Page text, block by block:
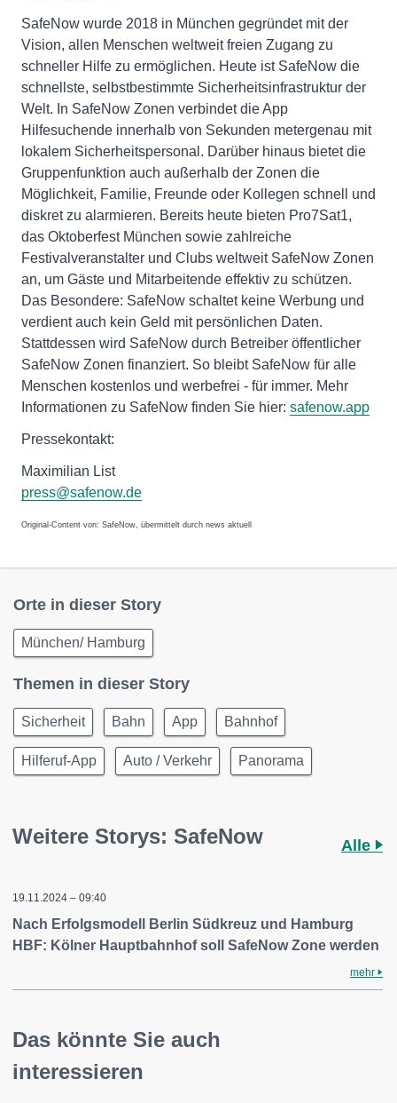
SafeNow wurde 2018 in München gegründet mit der
Vision, allen Menschen weltweit freien Zugang zu
schneller Hilfe zu ermöglichen. Heute ist SafeNow die
schnellste, selbstbestimmte Sicherheitsinfrastruktur der
Welt. In SafeNow Zonen verbindet die App
Hilfesuchende innerhalb von Sekunden metergenau mit
lokalem Sicherheitspersonal. Darüber hinaus bietet die
Gruppenfunktion auch außerhalb der Zonen die
Möglichkeit, Familie, Freunde oder Kollegen schnell und
diskret zu alarmieren. Bereits heute bieten Pro7Sat1,
das Oktoberfest München sowie zahlreiche
Festivalveranstalter und Clubs weltweit SafeNow Zonen
an, um Gäste und Mitarbeitende effektiv zu schützen.
Das Besondere: SafeNow schaltet keine Werbung und
verdient auch kein Geld mit persönlichen Daten.
Stattdessen wird SafeNow durch Betreiber öffentlicher
SafeNow Zonen finanziert. So bleibt SafeNow für alle
Menschen kostenlos und werbefrei - für immer. Mehr
Informationen zu SafeNow finden Sie hier: safenow.app
Pressekontakt:
Maximilian List
press@safenow.de
Original-Content von: SafeNow, übermittelt durch news aktuell
Orte in dieser Story
München/ Hamburg
Themen in dieser Story
Sicherheit Bahn App Bahnhof
Hilferuf-App Auto / Verkehr Panorama
Weitere Storys: SafeNow Alle
19.11.2024 – 09:40
Nach Erfolgsmodell Berlin Südkreuz und Hamburg
HBF: Kölner Hauptbahnhof soll SafeNow Zone werden
mehr
Das könnte Sie auch
interessieren